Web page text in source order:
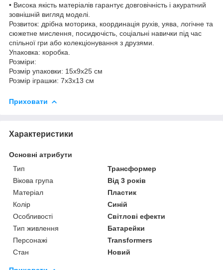
• Висока якість матеріалів гарантує довговічність і акуратний
зовнішній вигляд моделі.
Розвиток: дрібна моторика, координація рухів, уява, логічне та
сюжетне мислення, посидючість, соціальні навички під час
спільної гри або колекціонування з друзями.
Упаковка: коробка.
Розміри:
Розмір упаковки: 15х9х25 см
Розмір іграшки: 7х3х13 см
Приховати
Характеристики
Основні атрибути
Тип
Трансформер
Вікова група
Від 3 років
Матеріал
Пластик
Колір
Синій
Особливості
Світлові ефекти
Тип живлення
Батарейки
Персонажі
Transformers
Стан
Новий